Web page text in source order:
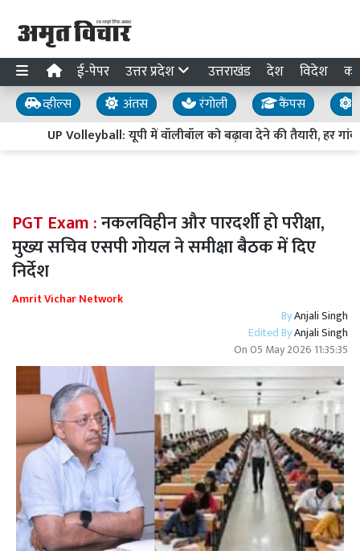
ई-पेपर उत्तर प्रदेश उत्तराखंड देश विदेश
व्हील्स अंतस रंगोली कैंपस
UP Volleyball: यूपी में वॉलीबॉल को बढ़ावा देने की तैयारी, हर
PGT Exam :नकलविहीन और पारदर्शी हो परीक्षा,
मुख्य सचिव एसपी गोयल ने समीक्षा बैठक में दिए
निर्देश
Amrit Vichar Network
ByAnjali Singh
Edited ByAnjali Singh
On05 May 2026 11:35:35